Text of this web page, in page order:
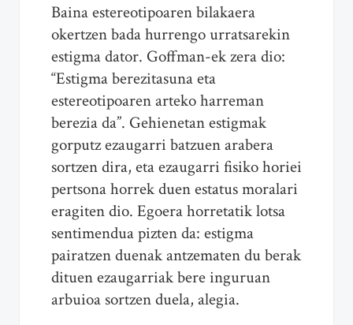
Baina estereotipoaren bilakaera
okertzen bada hurrengo urratsarekin
estigma dator. Goffman-ek zera dio:
“Estigma berezitasuna eta
estereotipoaren arteko harreman
berezia da”. Gehienetan estigmak
gorputz ezaugarri batzuen arabera
sortzen dira, eta ezaugarri fisiko horiei
pertsona horrek duen estatus moralari
eragiten dio. Egoera horretatik lotsa
sentimendua pizten da: estigma
pairatzen duenak antzematen du berak
dituen ezaugarriak bere inguruan
arbuioa sortzen duela, alegia.